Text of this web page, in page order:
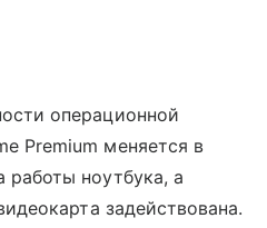
операционной
Premium меняется в
ноутбука, а
задействована.